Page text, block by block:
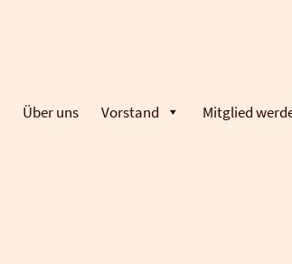
Über uns Vorstand Mitglied